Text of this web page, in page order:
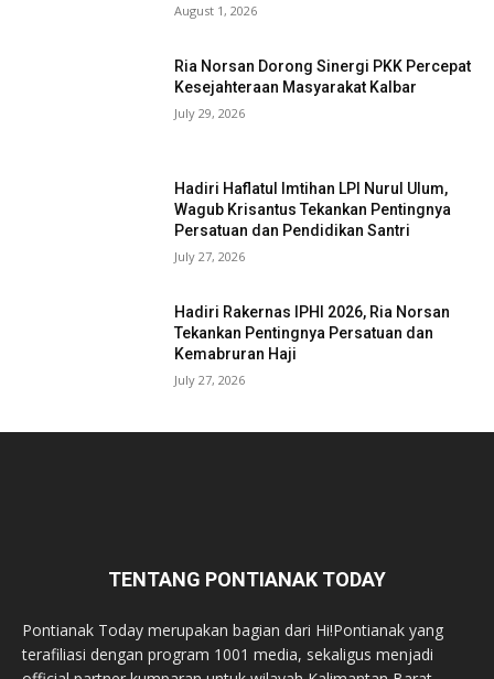
August 1, 2026
Ria Norsan Dorong Sinergi PKK Percepat
Kesejahteraan Masyarakat Kalbar
July 29, 2026
Hadiri Haflatul Imtihan LPI Nurul Ulum,
Wagub Krisantus Tekankan Pentingnya
Persatuan dan Pendidikan Santri
July 27, 2026
Hadiri Rakernas IPHI 2026, Ria Norsan
Tekankan Pentingnya Persatuan dan
Kemabruran Haji
July 27, 2026
TENTANG PONTIANAK TODAY
Pontianak Today merupakan bagian dari Hi!Pontianak yang
terafiliasi dengan program 1001 media, sekaligus menjadi